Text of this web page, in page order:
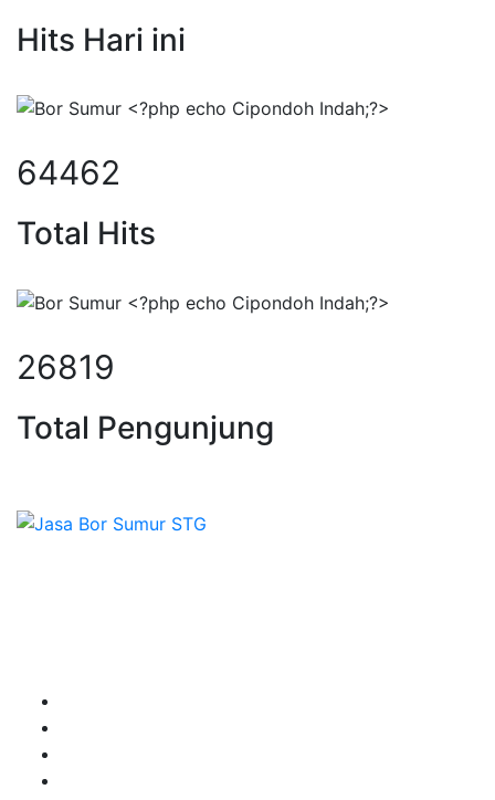
Hits Hari ini
84196
Total Hits
35527
Total Pengunjung